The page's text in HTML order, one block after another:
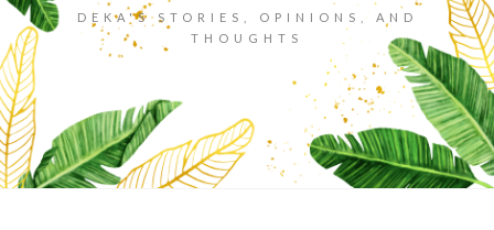
DEKA'S STORIES, OPINIONS, AND
THOUGHTS